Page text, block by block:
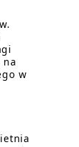
na
w